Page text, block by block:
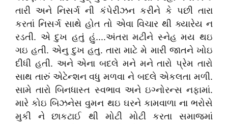
તારી અને નિસર્ગ ની કંપેરીઝન કરીને કે પછી તારા
કરતાં નિસર્ગ સાથે હોત તો એવા વિચાર થી ક્યારેય ન
રડતી. એ દુખ હતું હું....અંતરા મટીને સ્નેહ મય થઇ
ગઇ હતી. એનુ દુખ હતુ. તારા માટે મે મારી જાતને ખોઇ
દીધી હતી. અને એના બદલે મને મને તારો પ્રેમ તારો
સાથ તારું એટેન્શન વધુ મળવા ને બદલે એકલતા મળી.
સામે તારો બિનધાસ્ત સ્વભાવ અને ઇગ્નોરન્સ નફામાં.
મારે કોઇ બિઝનેસ વુમન થઇ ઘરને કામવાળા ના ભરોસે
મુકી ને છાકટાઈ થી મોટી મોટી કરતા સમાજમાં